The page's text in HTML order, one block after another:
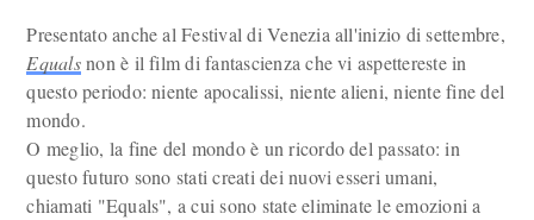
Presentato anche al Festival di Venezia all'inizio di settembre,
Equalsnon è il film di fantascienza che vi aspettereste in
questo periodo: niente apocalissi, niente alieni, niente fine del
mondo.
O meglio, la fine del mondo è un ricordo del passato: in
questo futuro sono stati creati dei nuovi esseri umani,
chiamati "Equals", a cui sono state eliminate le emozioni a